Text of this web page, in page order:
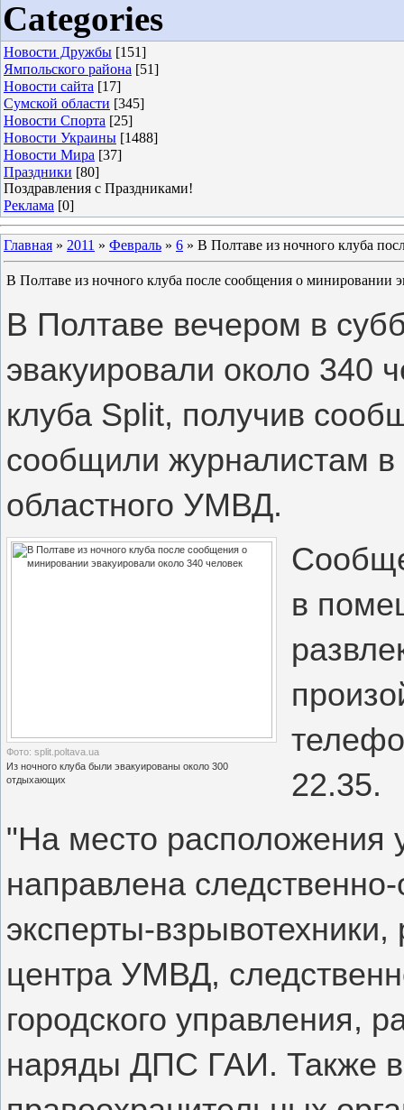
Categories
Новости Дружбы [151]
Ямпольского района [51]
Новости сайта [17]
Сумской области [345]
Новости Спорта [25]
Новости Украины [1488]
Новости Мира [37]
Праздники [80]
Поздравления с Праздниками!
Реклама [0]
Главная » 2011 » Февраль » 6 » В Полтаве из ночного клуба
В Полтаве из ночного клуба после сообщения о минировании
В Полтаве вечером в
эвакуировали около 340
клуба Split, получив
сообщили журналистам в
областного УМВД.
Фото: split.poltava.ua
Из ночного клуба были эвакуированы около 300
отдыхающих
в
22.35.
"На место расположения
направлена
эксперты-взрывотехники,
центра УМВД,
городского управления,
наряды ДПС ГАИ. Также